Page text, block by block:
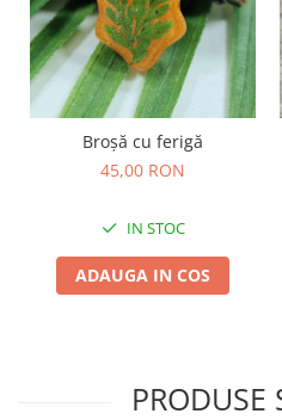
Card cadou
Accesorii tricotate
Decor Crăciun
TOATE Bijuteriile și Accesoriile
TOATE Produsele Zero Waste
Broșă cu ferigă
45,00 RON
IN STOC
ADAUGA IN COS
PRODUSE